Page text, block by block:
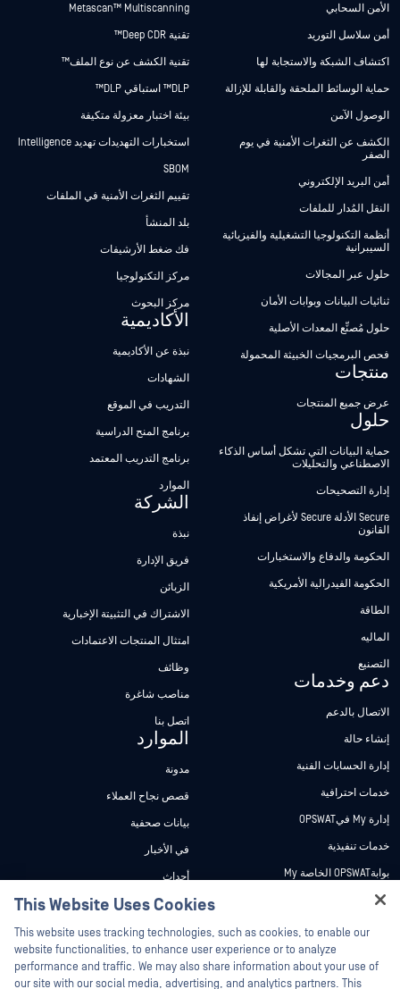
الأمن السحابي
أمن سلاسل التوريد
اكتشاف الشبكة والاستجابة لها
حماية الوسائط الملحقة والقابلة للإزالة
الوصول الآمن
الكشف عن الثغرات الأمنية في يوم
الصفر
أمن البريد الإلكتروني
النقل المُدار للملفات
أنظمة التكنولوجيا التشغيلية والفيزيائية
السيبرانية
حلول عبر المجالات
ثنائيات البيانات وبوابات الأمان
حلول مُصنِّع المعدات الأصلية
فحص البرمجيات الخبيثة المحمولة
منتجات
عرض جميع المنتجات
حلول
حماية البيانات التي تشكل أساس الذكاء
الاصطناعي والتحليلات
إدارة التصحيحات
Secure الأدلة Secure لأغراض إنفاذ
القانون
الحكومة والدفاع والاستخبارات
الحكومة الفيدرالية الأمريكية
الطاقة
الماليه
التصنيع
دعم وخدمات
الاتصال بالدعم
إنشاء حالة
إدارة الحسابات الفنية
خدمات احترافية
إدارة My فيOPSWAT
خدمات تنفيذية
بوابةOPSWAT الخاصة My
وثائق تقنية
دورات تدريبية
برنامج الثغرات الأمنية
الشركاء
Metascan™ Multiscanning
تقنية Deep CDR™
تقنية الكشف عن نوع الملف™
DLP™ استباقي DLP™
بيئة اختبار معزولة متكيفة
استخبارات التهديدات تهديد Intelligence
SBOM
تقييم الثغرات الأمنية في الملفات
بلد المنشأ
فك ضغط الأرشيفات
مركز التكنولوجيا
مركز البحوث
الأكاديمية
نبذة عن الأكاديمية
الشهادات
التدريب في الموقع
برنامج المنح الدراسية
برنامج التدريب المعتمد
الموارد
الشركة
نبذة
فريق الإدارة
الزبائن
الاشتراك في التثبيتة الإخبارية
امتثال المنتجات الاعتمادات
وظائف
مناصب شاغرة
اتصل بنا
الموارد
مدونة
قصص نجاح العملاء
بيانات صحفية
في الأخبار
أحداث
ندوات عبر الإنترنت
أوراق البيانات
مستندات تقنية
أدوات مجانية
This Website Uses Cookies
This website uses tracking technologies, such as cookies, to enable our
website functionalities, to enhance user experience or to analyze
performance and traffic. We may also share information about your use of
our site with our social media, advertising, and analytics partners. This
Hey there!
I'm Ozzy, your OPSWAT virtual assistant.
How can I help you secure what's critical
today?